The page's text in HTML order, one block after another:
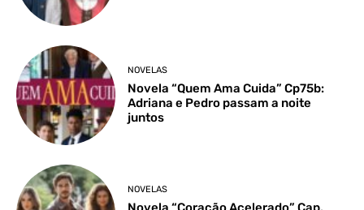
NOVELAS
Novela “Quem Ama Cuida” Cp75b:
Adriana e Pedro passam a noite
juntos
NOVELAS